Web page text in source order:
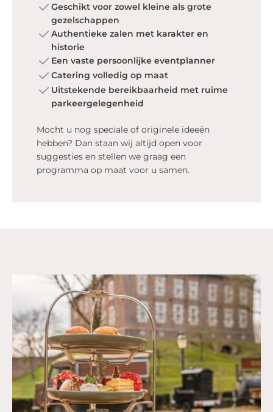
Geschikt voor zowel kleine als grote
gezelschappen
Authentieke zalen met karakter en
historie
Een vaste persoonlijke eventplanner
Catering volledig op maat
Uitstekende bereikbaarheid met ruime
parkeergelegenheid
Mocht u nog speciale of originele ideeën
hebben? Dan staan wij altijd open voor
suggesties en stellen we graag een
programma op maat voor u samen.